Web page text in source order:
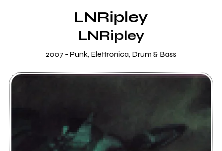
LNRipley
LNRipley
2007 - Punk, Elettronica, Drum & Bass